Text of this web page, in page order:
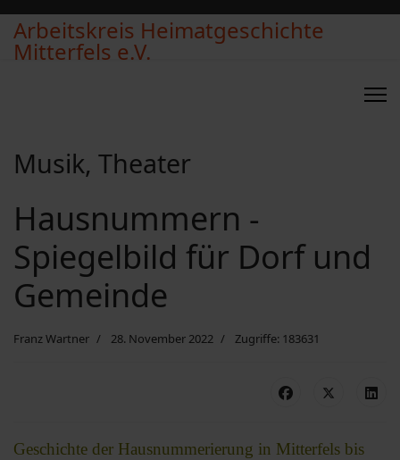
Arbeitskreis Heimatgeschichte
Mitterfels e.V.
Musik, Theater
Hausnummern -
Spiegelbild für Dorf und
Gemeinde
Franz Wartner 28. November 2022 Zugriffe: 183631
Geschichte der Hausnummerierung in Mitterfels bis